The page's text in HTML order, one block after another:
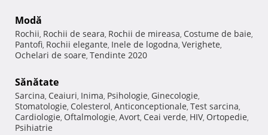
Modă
Rochii, Rochii de seara, Rochii de mireasa, Costume de baie,
Pantofi, Rochii elegante, Inele de logodna, Verighete,
Ochelari de soare, Tendinte 2020
Sănătate
Sarcina, Ceaiuri, Inima, Psihologie, Ginecologie,
Stomatologie, Colesterol, Anticonceptionale, Test sarcina,
Cardiologie, Oftalmologie, Avort, Ceai verde, HIV, Ortopedie,
Psihiatrie